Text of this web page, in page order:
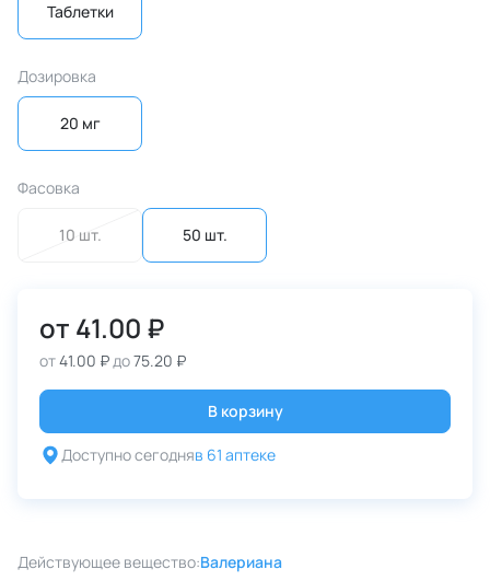
Таблетки
Дозировка
20 мг
Фасовка
10 шт. 50 шт.
от 41.00 ₽
от41.00 ₽до75.20 ₽
В корзину
Доступно сегодняв 61 аптеке
Действующее вещество:Валериана